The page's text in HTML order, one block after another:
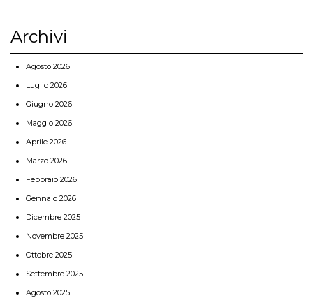
Archivi
Agosto 2026
Luglio 2026
Giugno 2026
Maggio 2026
Aprile 2026
Marzo 2026
Febbraio 2026
Gennaio 2026
Dicembre 2025
Novembre 2025
Ottobre 2025
Settembre 2025
Agosto 2025